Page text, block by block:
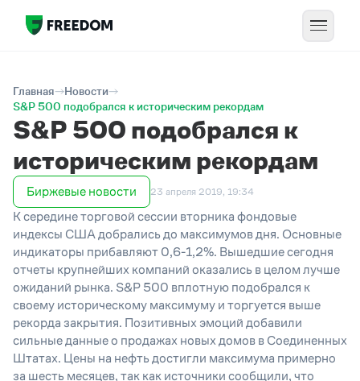
Главная
Новости
S&P 500 подобрался к историческим рекордам
S&P 500 подобрался к
историческим рекордам
Биржевые новости 23 апреля 2019, 19:34
К середине торговой сессии вторника фондовые
индексы США добрались до максимумов дня. Основные
индикаторы прибавляют 0,6-1,2%. Вышедшие сегодня
отчеты крупнейших компаний оказались в целом лучше
ожиданий рынка. S&P 500 вплотную подобрался к
своему историческому максимуму и торгуется выше
рекорда закрытия. Позитивных эмоций добавили
сильные данные о продажах новых домов в Соединенных
Штатах. Цены на нефть достигли максимума примерно
за шесть месяцев, так как источники сообщили, что